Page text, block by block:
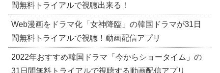
間無料トライアルで視聴出来る！
Web漫画をドラマ化「女神降臨」の韓国ドラマが31日
間無料トライアルで視聴！動画配信アプリ
2022年おすすめ韓国ドラマ「今からショータイム」の
31日間無料トライアルで視聴する動画配信アプリ